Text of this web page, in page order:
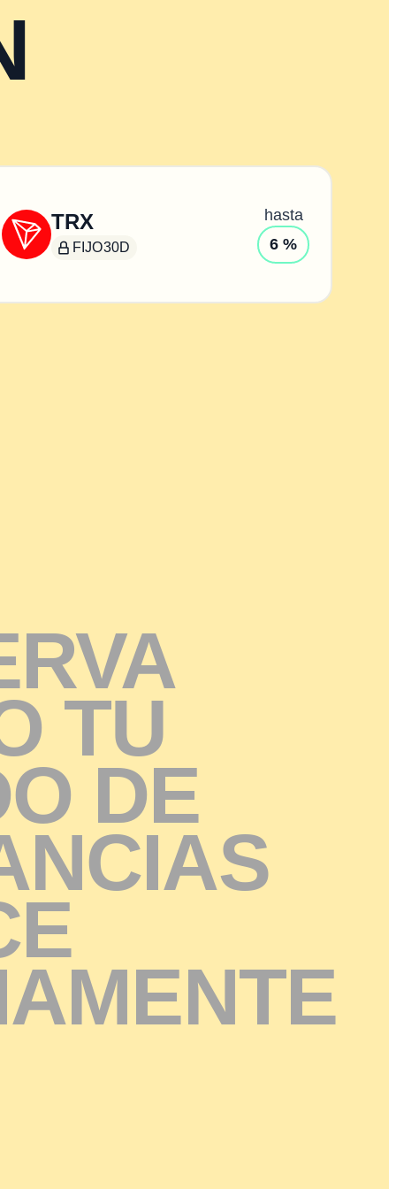
TRX
FIJO30D
hasta
6 %
RVA
TU
O DE
NCIAS
E
AMENTE